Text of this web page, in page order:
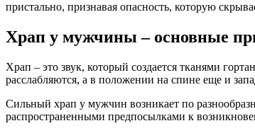
пристально, признавая опасность, которую
Храп у мужчины – основные
Храп – это звук, который создается тканями
расслабляются, а в положении на спине еще и
Сильный храп у мужчин возникает по
распространенными предпосылками к